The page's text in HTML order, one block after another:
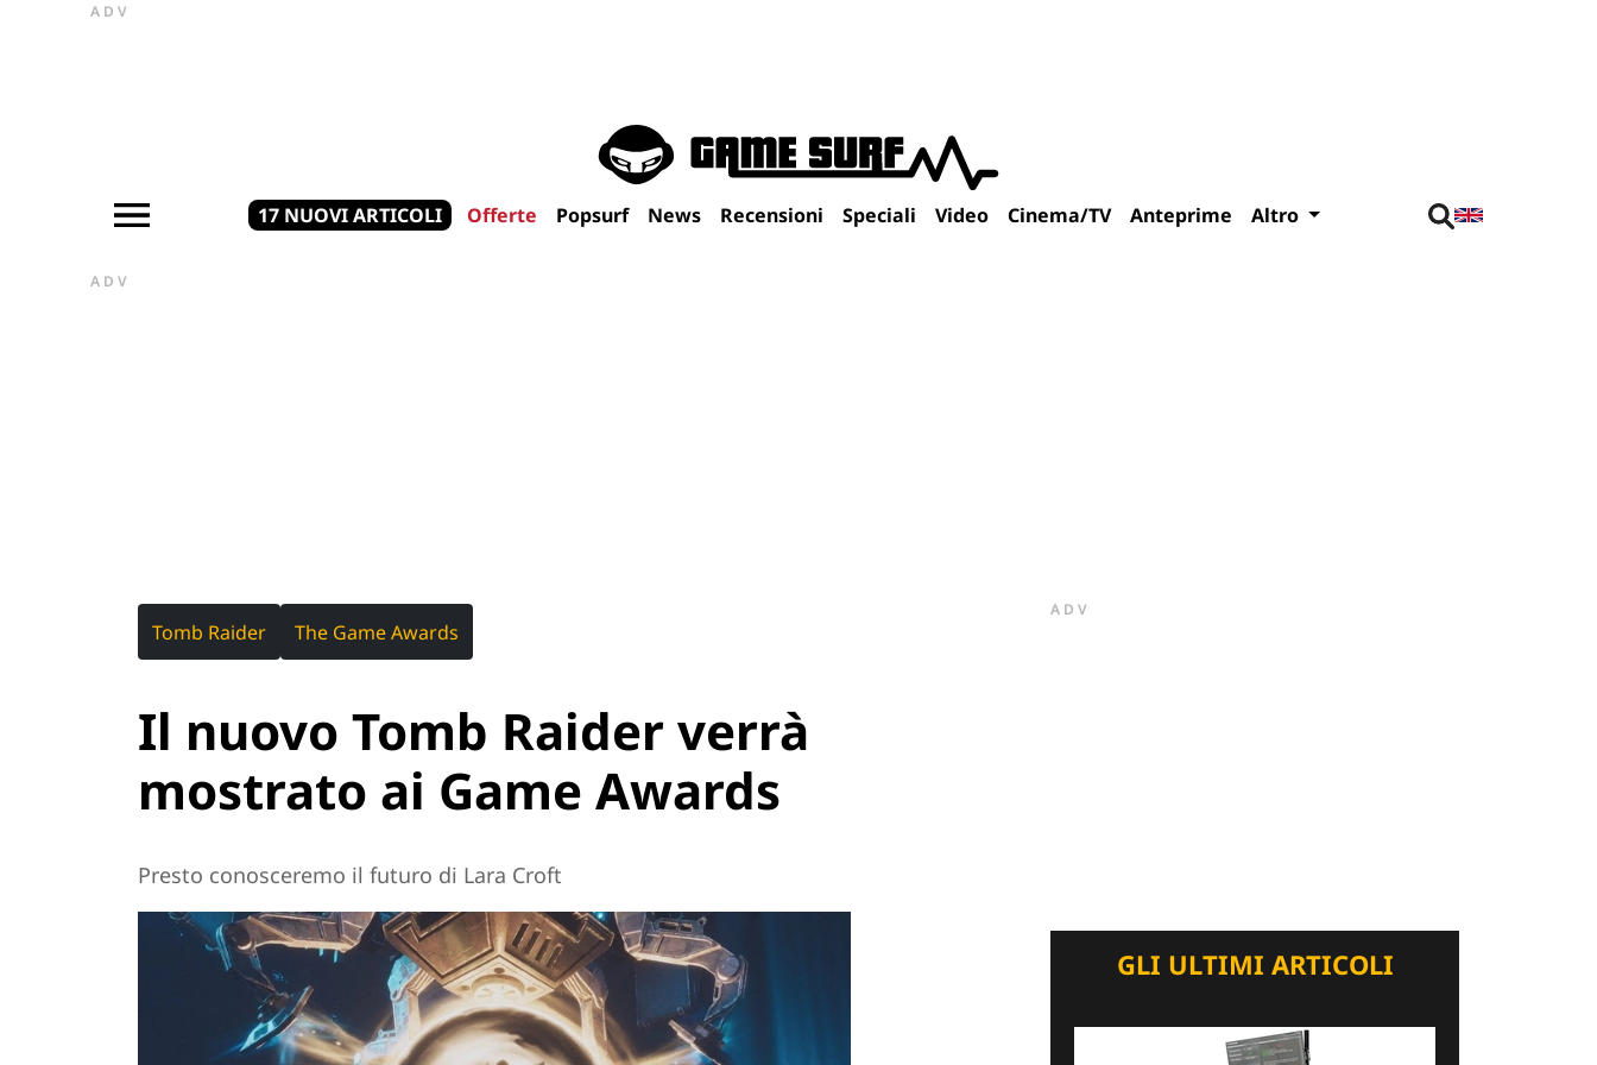
ADV
17 NUOVI ARTICOLI Offerte Popsurf News Recensioni Speciali Video Cinema/TV Anteprime Altro
ADV
Tomb Raider The Game Awards
Il nuovo Tomb Raider verrà
mostrato ai Game Awards
Presto conosceremo il futuro di Lara Croft
ADV
GLI ULTIMI ARTICOLI